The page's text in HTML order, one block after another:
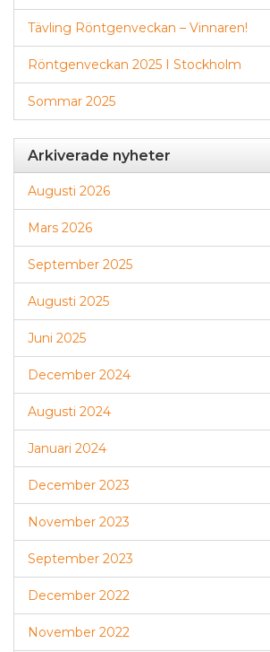
Tävling Röntgenveckan – Vinnaren!
Röntgenveckan 2025 I Stockholm
Sommar 2025
Arkiverade nyheter
Augusti 2026
Mars 2026
September 2025
Augusti 2025
Juni 2025
December 2024
Augusti 2024
Januari 2024
December 2023
November 2023
September 2023
December 2022
November 2022